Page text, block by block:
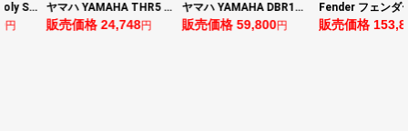
BOSS ボス XS-1 Poly Shifter ギターエフェクター ピッチシフター
円
ヤマハ YAMAHA THR5 コンパクトギターアンプ 小型アンプ
販売価格 24,748円
ヤマハ YAMAHA DBR10 パワードスピーカー
販売価格 59,800円 販売価格